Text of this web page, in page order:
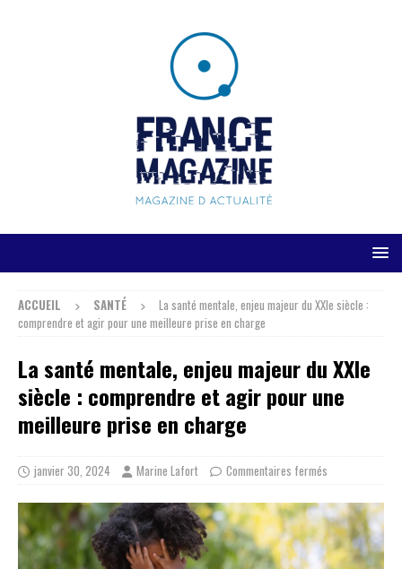
ACCUEIL SANTÉ
La santé mentale, enjeu majeur du XXIe siècle :
comprendre et agir pour une meilleure prise en charge
La santé mentale, enjeu majeur du XXIe
siècle : comprendre et agir pour une
meilleure prise en charge
janvier 30, 2024 Marine Lafort Commentaires fermés